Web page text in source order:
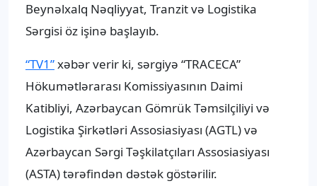
Beynəlxalq Nəqliyyat, Tranzit və Logistika
Sərgisi öz işinə başlayıb.
“TV1”xəbər verir ki, sərgiyə “TRACECA”
Hökumətlərarası Komissiyasının Daimi
Katibliyi, Azərbaycan Gömrük Təmsilçiliyi və
Logistika Şirkətləri Assosiasiyası (AGTL) və
Azərbaycan Sərgi Təşkilatçıları Assosiasiyası
(ASTA) tərəfindən dəstək göstərilir.